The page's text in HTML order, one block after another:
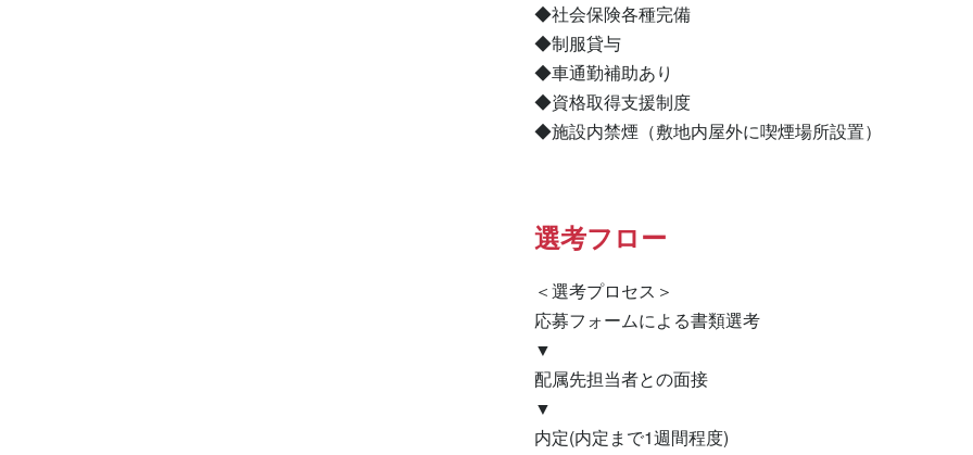
◆社会保険各種完備
◆制服貸与
◆車通勤補助あり
◆資格取得支援制度
◆施設内禁煙（敷地内屋外に喫煙場所設置）
選考フロー
＜選考プロセス＞
応募フォームによる書類選考
▼
配属先担当者との面接
▼
内定(内定まで1週間程度)